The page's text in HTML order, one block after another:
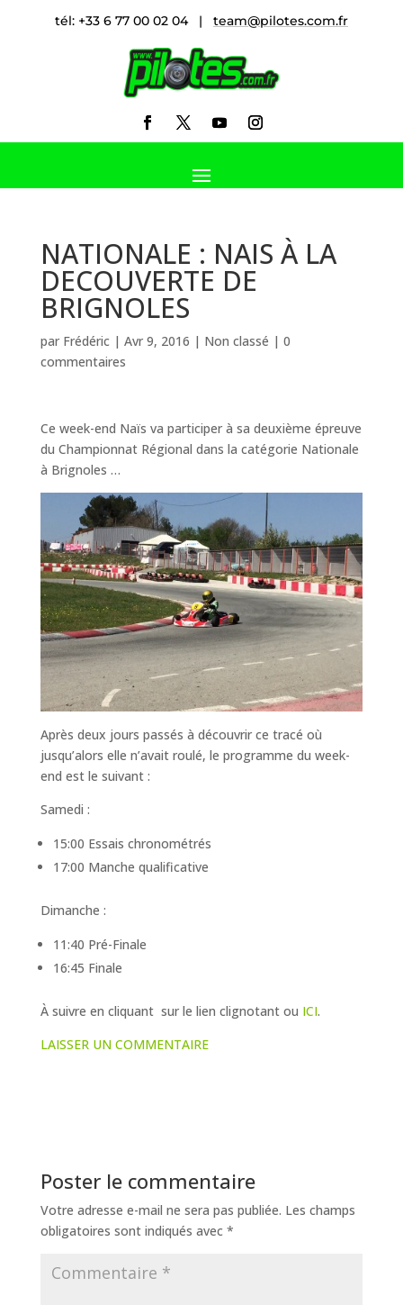
tél: +33 6 77 00 02 04 | team@pilotes.com.fr
NATIONALE : NAIS À LA
DECOUVERTE DE
BRIGNOLES
par Frédéric| Avr 9, 2016 | Non classé | 0
commentaires
Ce week-end Naïs va participer à sa deuxième épreuve
du Championnat Régional dans la catégorie Nationale
à Brignoles …
Après deux jours passés à découvrir ce tracé où
jusqu’alors elle n’avait roulé, le programme du week-
end est le suivant :
Samedi :
15:00 Essais chronométrés
17:00 Manche qualificative
Dimanche :
11:40 Pré-Finale
16:45 Finale
À suivre en cliquant sur le lien clignotant ou ICI.
LAISSER UN COMMENTAIRE
Poster le commentaire
Votre adresse e-mail ne sera pas publiée. Les champs
obligatoires sont indiqués avec *